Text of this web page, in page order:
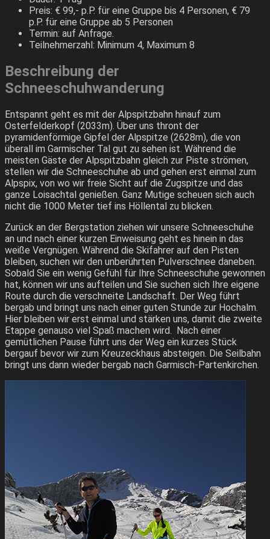
Preis: € 99,- p.P. für eine Gruppe bis 4 Personen, € 79
p.P. für eine Gruppe ab 5 Personen
Termin: auf Anfrage.
Teilnehmerzahl: Minimum 4, Maximum 8
Beschreibung der
Schneeschuhwanderung
Entspannt geht es mit der Alpspitzbahn hinauf zum
Osterfelderkopf (2033m). Über uns thront der
pyramidenförmige Gipfel der Alpspitze (2628m), die von
überall im Garmischer Tal gut zu sehen ist. Während die
meisten Gäste der Alpspitzbahn gleich zur Piste strömen,
stellen wir die Schneeschuhe ab und gehen erst einmal zum
Alpspix, von wo wir freie Sicht auf die Zugspitze und das
ganze Loisachtal genießen. Ganz Mutige scheuen sich auch
nicht die 1000 Meter tief ins Höllental zu blicken.
Zurück an der Bergstation ziehen wir unsere Schneeschuhe
an und nach einer kurzen Einweisung geht es hinein in das
weiße Vergnügen. Während die Skifahrer auf den Pisten
bleiben, suchen wir den unberührten Pulverschnee daneben.
Sobald Sie ein wenig Gefühl für Ihre Schneeschuhe gewonnen
hat, können wir uns aufteilen und Sie suchen sich Ihre eigene
Route durch die verschneite Landschaft. Der Weg führt
bergab und bringt uns nach einer guten Stunde zur Hochalm.
Hier bleiben wir erst einmal und stärken uns, damit die zweite
Etappe genauso viel Spaß machen wird. Nach einer
gemütlichen Pause führt uns der Weg ein kurzes Stück
bergauf bevor wir zum Kreuzeckhaus absteigen. Die Seilbahn
bringt uns dann wieder bergab nach Garmisch-Partenkirchen.